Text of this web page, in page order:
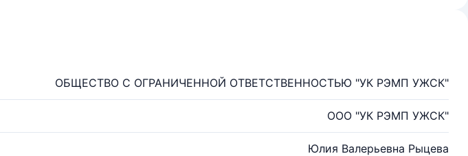
ОБЩЕСТВО С ОГРАНИЧЕННОЙ ОТВЕТСТВЕННОСТЬЮ "УК РЭМП УЖСК"
ООО "УК РЭМП УЖСК"
Юлия Валерьевна Рыцева